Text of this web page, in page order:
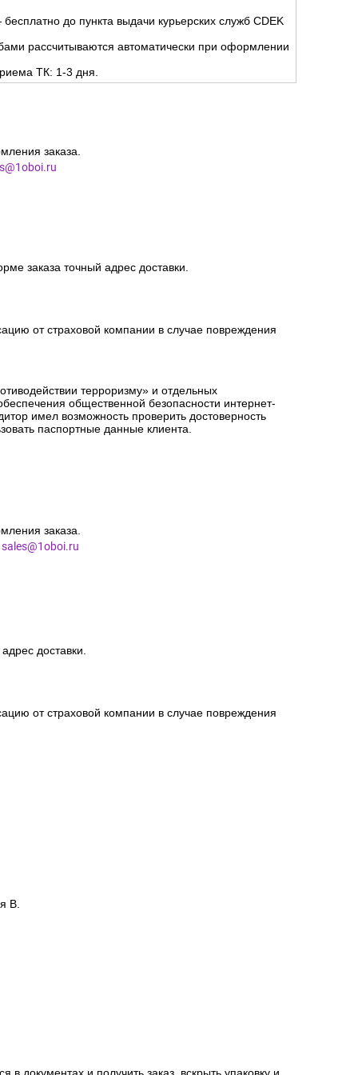
до пункта выдачи курьерских служб CDEK
рассчитываются автоматически при оформлении
ТК: 1-3 дня.
заказа.
заказа точный адрес доставки.
от страховой компании в случае повреждения
терроризму» и отдельных
общественной безопасности интернет-
имел возможность проверить достоверность
паспортные данные клиента.
заказа.
sales@1oboi.ru
доставки.
от страховой компании в случае повреждения
В.